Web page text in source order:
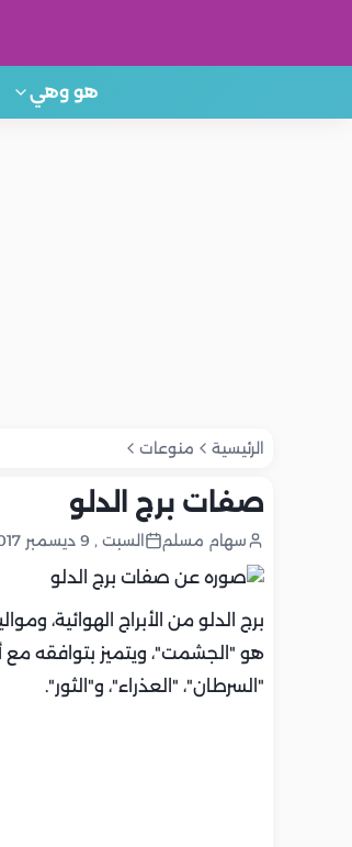
هو وهي
الرئيسية منوعات
صفات برج الدلو
سهام مسلم السبت , 9 ديسمبر 2017 ,9:02 ص
هو "الجشمت"، ويتميز بتوافقه مع
"السرطان"، "العذراء"، و"الثور".